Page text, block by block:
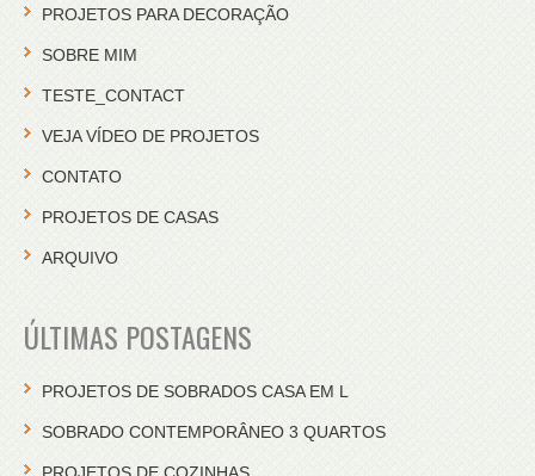
PROJETOS PARA DECORAÇÃO
SOBRE MIM
TESTE_CONTACT
VEJA VÍDEO DE PROJETOS
CONTATO
PROJETOS DE CASAS
ARQUIVO
ÚLTIMAS POSTAGENS
PROJETOS DE SOBRADOS CASA EM L
SOBRADO CONTEMPORÂNEO 3 QUARTOS